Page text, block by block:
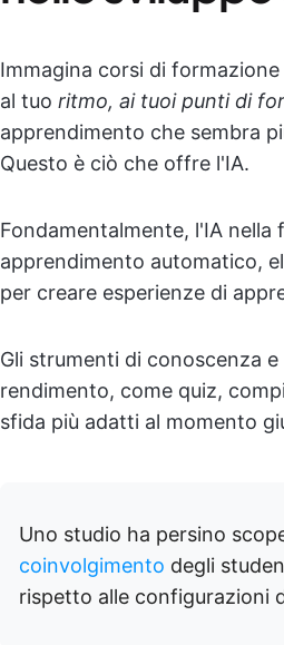
Immagina corsi di
al tuo ritmo, ai tuoi punti di
apprendimento che sembra
Questo è ciò che offre l'IA.
Fondamentalmente, l'IA
apprendimento automatico,
per creare esperienze di
Gli strumenti di conoscenza
rendimento, come quiz,
sfida più adatti al momento
Uno studio ha persino
coinvolgimento degli
rispetto alle configurazioni